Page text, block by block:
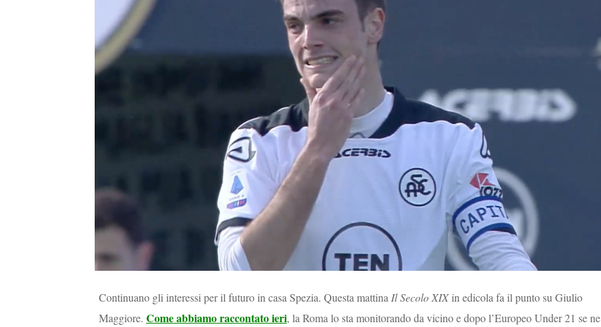
Continuano gli interessi per il futuro in casa Spezia. Questa mattina Il Secolo XIXin edicola fa il punto su Giulio
Maggiore. Come abbiamo raccontato ieri, la Roma lo sta monitorando da vicino e dopo l’Europeo Under 21 se ne